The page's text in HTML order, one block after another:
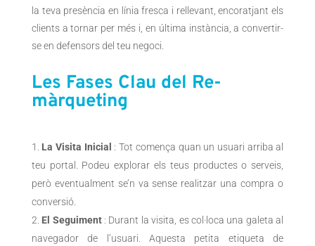
la teva presència en línia fresca i rellevant, encoratjant els
clients a tornar per més i, en última instància, a convertir-
se en defensors del teu negoci.
Les Fases Clau del Re-
màrqueting
La Visita Inicial : Tot comença quan un usuari arriba al
teu portal. Podeu explorar els teus productes o serveis,
però eventualment se’n va sense realitzar una compra o
conversió.
El Seguiment: Durant la visita, es col·loca una galeta al
navegador de l’usuari. Aquesta petita etiqueta de